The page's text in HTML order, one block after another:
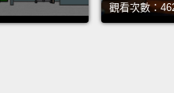
觀看次數：